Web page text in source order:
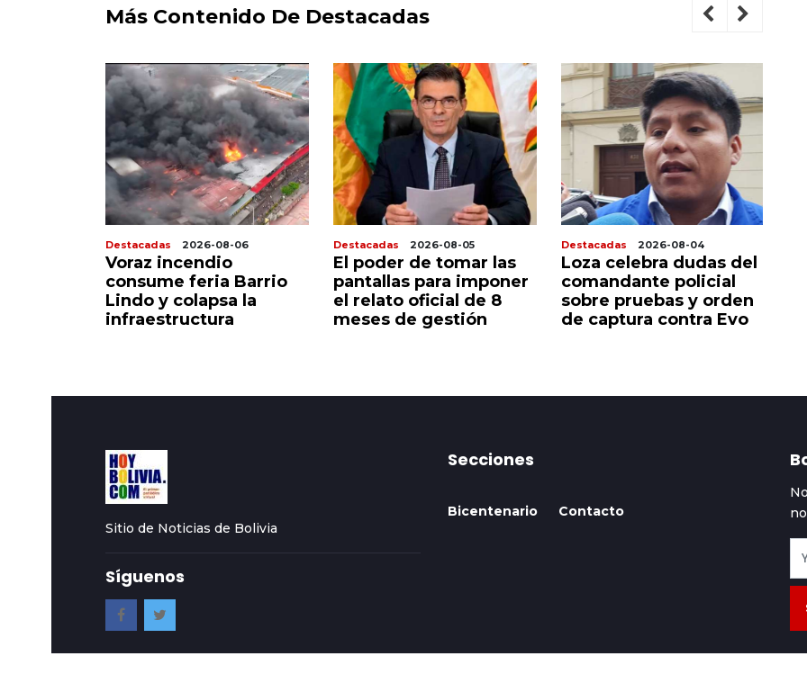
Más Contenido De Destacadas
Destacadas 2026-08-06
Voraz incendio
consume feria Barrio
Lindo y colapsa la
infraestructura
Destacadas 2026-08-05
El poder de tomar las
pantallas para imponer
el relato oficial de 8
meses de gestión
Destacadas 2026-08-04
Loza celebra dudas del
comandante policial
sobre pruebas y orden
de captura contra Evo
Sitio de Noticias de Bolivia
Síguenos
Secciones
Bicentenario Contacto